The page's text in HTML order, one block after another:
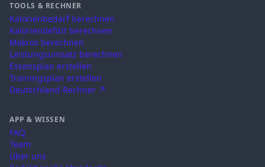
TOOLS & RECHNER
Kalorienbedarf berechnen
Kaloriendefizit berechnen
Makros berechnen
Leistungsumsatz berechnen
Essensplan erstellen
Trainingsplan erstellen
Deutschland-Rechner ↗
APP & WISSEN
FAQ
Team
Über uns